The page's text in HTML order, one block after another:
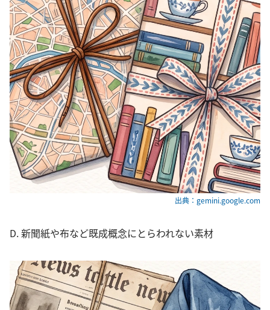
出典：gemini.google.com
D. 新聞紙や布など既成概念にとらわれない素材